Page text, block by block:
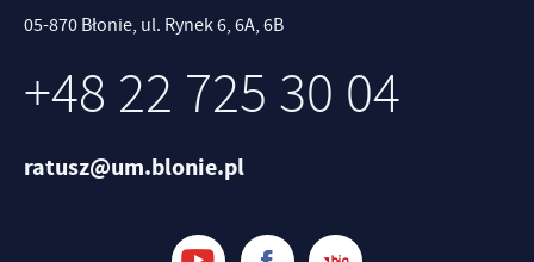
05-870 Błonie, ul. Rynek 6, 6A, 6B
+48 22 725 30 04
ratusz@um.blonie.pl